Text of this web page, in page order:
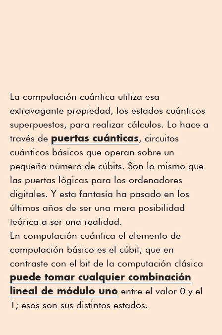
La computación cuántica utiliza esa
extravagante propiedad, los estados cuánticos
superpuestos, para realizar cálculos. Lo hace a
través de puertas cuánticas, circuitos
cuánticos básicos que operan sobre un
pequeño número de cúbits. Son lo mismo que
las puertas lógicas para los ordenadores
digitales. Y esta fantasía ha pasado en los
últimos años de ser una mera posibilidad
teórica a ser una realidad.
En computación cuántica el elemento de
computación básico es el cúbit, que en
contraste con el bit de la computación clásica
puede tomar cualquier combinación
lineal de módulo uno entre el valor 0 y el
1; esos son sus distintos estados.